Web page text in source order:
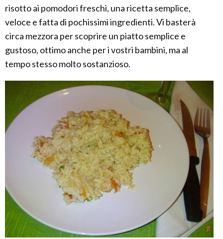
risotto ai pomodori freschi, una ricetta semplice,
veloce e fatta di pochissimi ingredienti. Vi basterà
circa mezzora per scoprire un piatto semplice e
gustoso, ottimo anche per i vostri bambini, ma al
tempo stesso molto sostanzioso.